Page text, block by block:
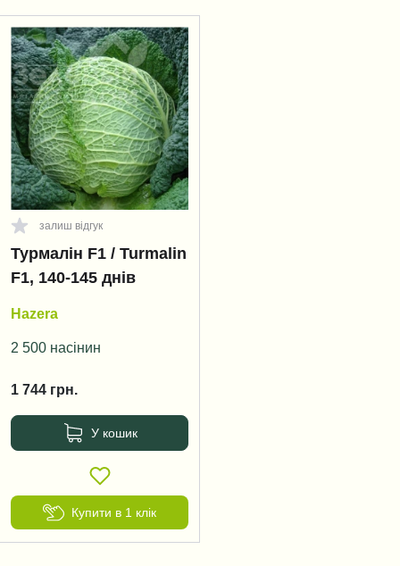
залиш відгук
Турмалін F1 / Turmalin
F1, 140-145 днів
Hazera
2 500 насінин
1 744 грн.
У кошик
Купити в 1 клік